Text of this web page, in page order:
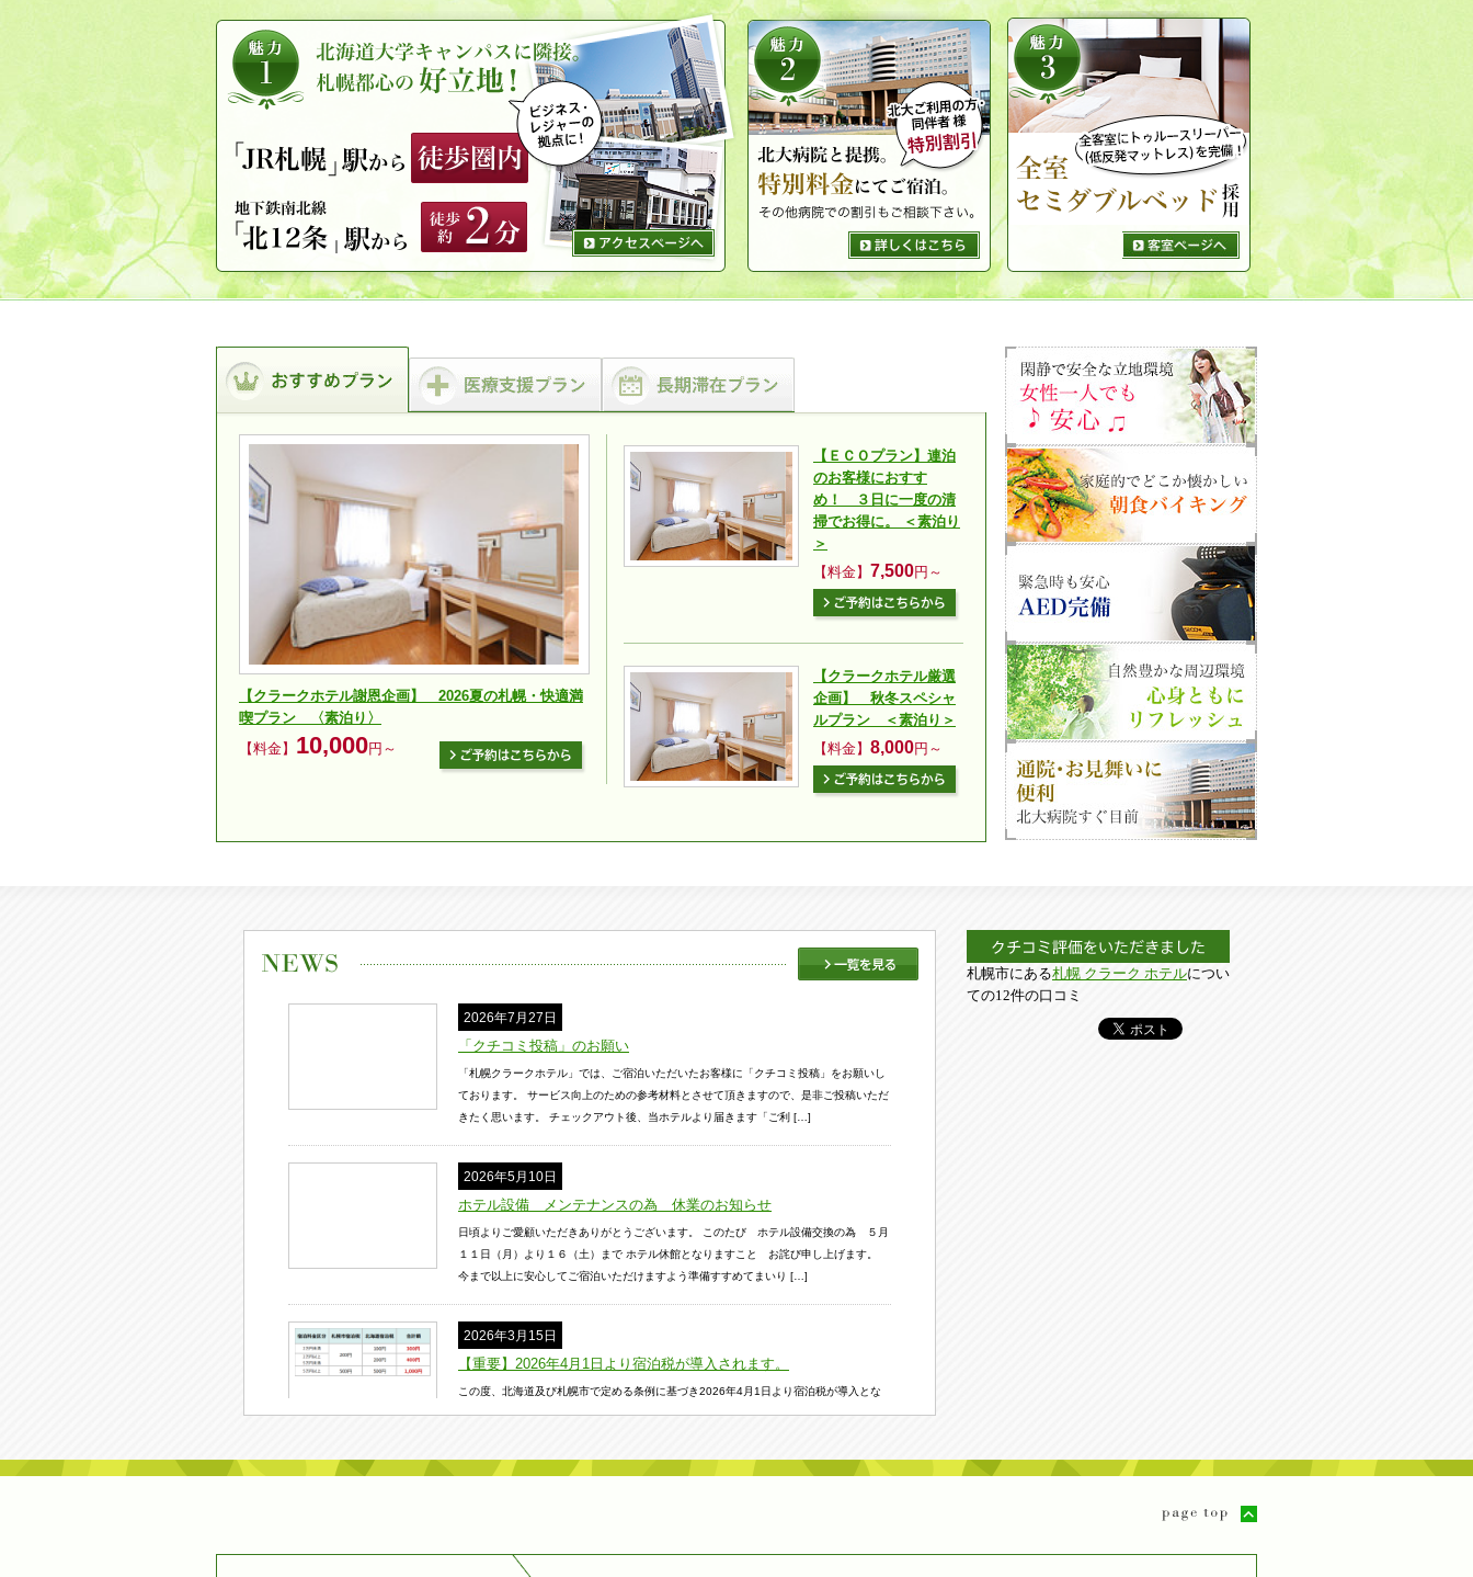
【クラークホテル謝恩企画】 2026夏の札幌・快適満
喫プラン 〈素泊り〉
【料金】 10,000円～
【ＥＣＯプラン】連泊
のお客様におすす
め！ ３日に一度の清
掃でお得に。 ＜素泊り
＞
【料金】 7,500円～
【クラークホテル厳選
企画】 秋冬スペシャ
ルプラン ＜素泊り＞
【料金】 8,000円～
2026年7月27日
「クチコミ投稿」のお願い
「札幌クラークホテル」では、ご宿泊いただいたお客様に「クチコミ投稿」をお願いし
ております。 サービス向上のための参考材料とさせて頂きますので、是非ご投稿いただ
きたく思います。 チェックアウト後、当ホテルより届きます「ご利 […]
2026年5月10日
ホテル設備 メンテナンスの為 休業のお知らせ
日頃よりご愛顧いただきありがとうございます。 このたび ホテル設備交換の為 ５月
１１日（月）より１６（土）まで ホテル休館となりますこと お詫び申し上げます。
今まで以上に安心してご宿泊いただけますよう準備すすめてまいり […]
2026年3月15日
【重要】2026年4月1日より宿泊税が導入されます。
この度、北海道及び札幌市で定める条例に基づき2026年4月1日より宿泊税が導入とな
ります。 4月1日以降のご宿泊分より、宿泊料金とは別に1人1泊につき 下記のとおり宿
８日間、市内３会場で開催されます。 幻想的な氷像が立ち並び、氷を楽しむ・触れるが
札幌市にある札幌 クラーク ホテルについ
ての12件の口コミ